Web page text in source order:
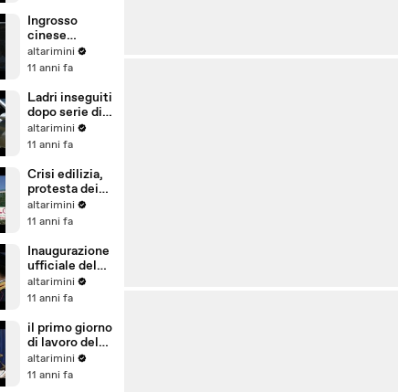
convegni
Ingrosso
cinese
sequestrato a
Rimini, era
qualsiasi
norma
altarimini
11 anni fa
Ladri inseguiti
dopo serie di
colpi,
incidente e
nei campi.
altarimini
11 anni fa
Crisi edilizia,
protesta dei
sindacati.
Presidio
colonia Murri
altarimini
11 anni fa
Inaugurazione
ufficiale del
posto di
polizia estivo
Riccione
altarimini
11 anni fa
il primo giorno
di lavoro del
nuovo
prefetto di
altarimini
11 anni fa